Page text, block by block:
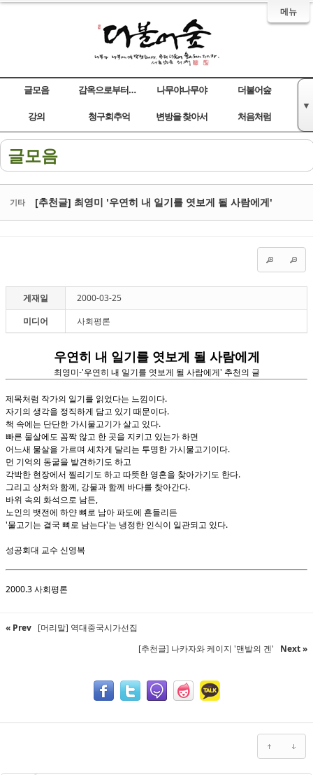
메뉴
글모음 감옥으로부터의 사색 나무야나무야 더불어숲
강의
▼
청구회추억
변방을 찾아서 처음처럼
글모음
기타 [추천글] 최영미 '우연히 내 일기를 엿보게 될 사람에게'
게재일
2000-03-25
미디어
사회평론
우연히 내 일기를 엿보게 될 사람에게
최영미-'우연히 내 일기를 엿보게 될 사람에게' 추천의 글
제목처럼 작가의 일기를 읽었다는 느낌이다.
자기의 생각을 정직하게 담고 있기 때문이다.
책 속에는 단단한 가시물고기가 살고 있다.
빠른 물살에도 꼼짝 않고 한 곳을 지키고 있는가 하면
어느새 물살을 가르며 세차게 달리는 투명한 가시물고기이다.
먼 기억의 동굴을 발견하기도 하고
각박한 현장에서 찔리기도 하고 따뜻한 영혼을 찾아가기도 한다.
그리고 상처와 함께, 강물과 함께 바다를 찾아간다.
바위 속의 화석으로 남든,
노인의 뱃전에 하얀 뼈로 남아 파도에 흔들리든
'물고기는 결국 뼈로 남는다'는 냉정한 인식이 일관되고 있다.
성공회대 교수 신영복
2000.3 사회평론
« Prev [머리말] 역대중국시가선집
[추천글] 나카자와 케이지 '맨발의 겐'
Next »
Sketchbook5, 스케치북5
Sketchbook5, 스케치북5
Sketchbook5, 스케치북5
Sketchbook5, 스케치북5